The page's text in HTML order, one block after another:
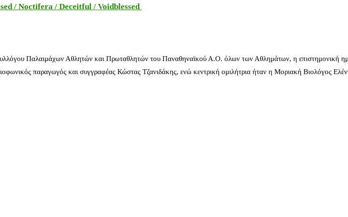
/ Noctifera / Deceitful / Voidblessed
Παλαιμάχων Αθλητών και Πρωταθλητών του Παναθηναϊκού Α.Ο. όλων των Αθλημάτων, η επιστημονική
παραγωγός και συγγραφέας Κώστας Τζανιδάκης, ενώ κεντρική ομιλήτρια ήταν η Μοριακή Βιολόγος